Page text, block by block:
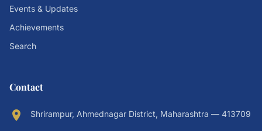
Events & Updates
Achievements
Search
Contact
location_on Shrirampur, Ahmednagar District, Maharashtra — 413709